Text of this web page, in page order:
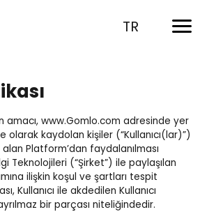
TR
amacı, www.Gomlo.com adresinde yer
olarak kaydolan kişiler (“Kullanıcı(lar)”)
Platform’dan faydalanılması
Teknolojileri (“Şirket”) ile paylaşılan
ilişkin koşul ve şartları tespit
Kullanıcı ile akdedilen Kullanıcı
bir parçası niteliğindedir.